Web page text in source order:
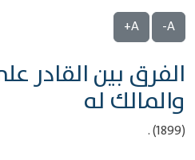
A-
A+
الفرق بين القادر
والمالك له
(1899) .